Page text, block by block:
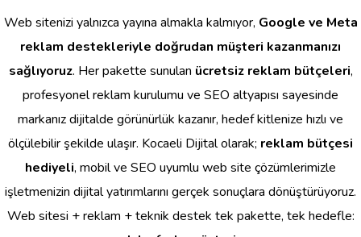
Web sitenizi yalnızca yayına almakla kalmıyor, Google ve Meta
reklam destekleriyle doğrudan müşteri kazanmanızı
sağlıyoruz. Her pakette sunulan ücretsiz reklam bütçeleri,
profesyonel reklam kurulumu ve SEO altyapısı sayesinde
markanız dijitalde görünürlük kazanır, hedef kitlenize hızlı ve
ölçülebilir şekilde ulaşır. Kocaeli Dijital olarak; reklam bütçesi
hediyeli, mobil ve SEO uyumlu web site çözümlerimizle
işletmenizin dijital yatırımlarını gerçek sonuçlara dönüştürüyoruz.
Web sitesi + reklam + teknik destek tek pakette, tek hedefle: